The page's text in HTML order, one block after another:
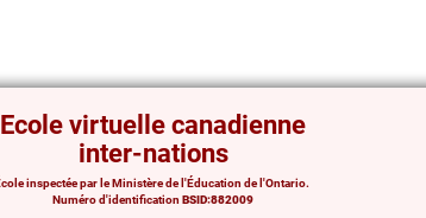
Ecole virtuelle canadienne
inter-nations
inspectée par le Ministère de l'Éducation de l'Ontario.
Numéro d'identification BSID:882009